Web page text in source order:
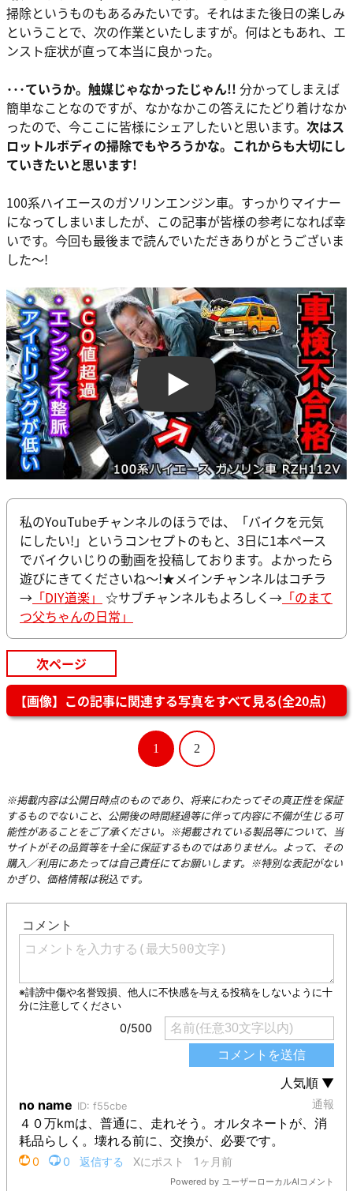
掃除というものもあるみたいです。それはまた後日の楽しみ
ということで、次の作業といたしますが。何はともあれ、エ
ンスト症状が直って本当に良かった。
･･･ていうか。触媒じゃなかったじゃん!! 分かってしまえば
簡単なことなのですが、なかなかこの答えにたどり着けなか
ったので、今ここに皆様にシェアしたいと思います。 次はス
ロットルボディの掃除でもやろうかな。これからも大切にし
ていきたいと思います!
100系ハイエースのガソリンエンジン車。すっかりマイナー
になってしまいましたが、この記事が皆様の参考になれば幸
いです。今回も最後まで読んでいただきありがとうございま
した～!
Play
私のYouTubeチャンネルのほうでは、「バイクを元気
にしたい!」というコンセプトのもと、3日に1本ペース
でバイクいじりの動画を投稿しております。よかったら
遊びにきてくださいね～!★メインチャンネルはコチラ
→ 「DIY道楽」 ☆サブチャンネルもよろしく→ 「のまて
つ父ちゃんの日常」
次ページ
【画像】この記事に関連する写真をすべて見る(全20点)
1 2
※掲載内容は公開日時点のものであり、将来にわたってその真正性を保証
するものでないこと、公開後の時間経過等に伴って内容に不備が生じる可
能性があることをご了承ください。※掲載されている製品等について、当
サイトがその品質等を十全に保証するものではありません。よって、その
購入／利用にあたっては自己責任にてお願いします。※特別な表記がない
かぎり、価格情報は税込です。